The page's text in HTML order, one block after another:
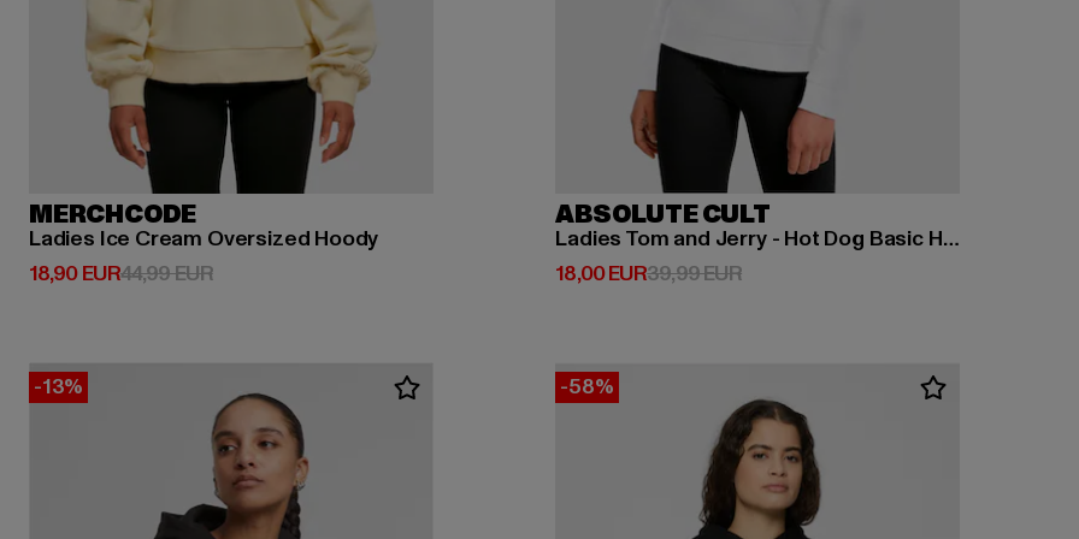
MERCHCODE
Ladies Ice Cream Oversized Hoody
18,90 EUR
Derzeitiger Preis: 18,90 EUR
44,99 EURAktionspreis: 44,99 EUR
ABSOLUTE CULT
Ladies Tom and Jerry - Hot Dog Basic Hoody
18,00 EUR
Derzeitiger Preis: 18,00 EUR
39,99 EURAktionspreis: 39,99 EUR
-13% -58%